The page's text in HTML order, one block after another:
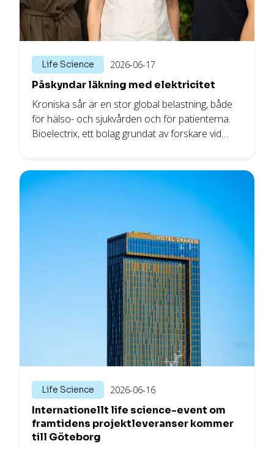
Life Science 2026-06-17
Påskyndar läkning med elektricitet
Kroniska sår är en stor global belastning, både
för hälso- och sjukvården och för patienterna.
Bioelectrix, ett bolag grundat av forskare vid
bioelektrisk stimulering av läkning med
realtidsövervakning, med målet att påskynda
Life Science 2026-06-16
Internationellt life science-event om
framtidens projektleveranser kommer
till Göteborg